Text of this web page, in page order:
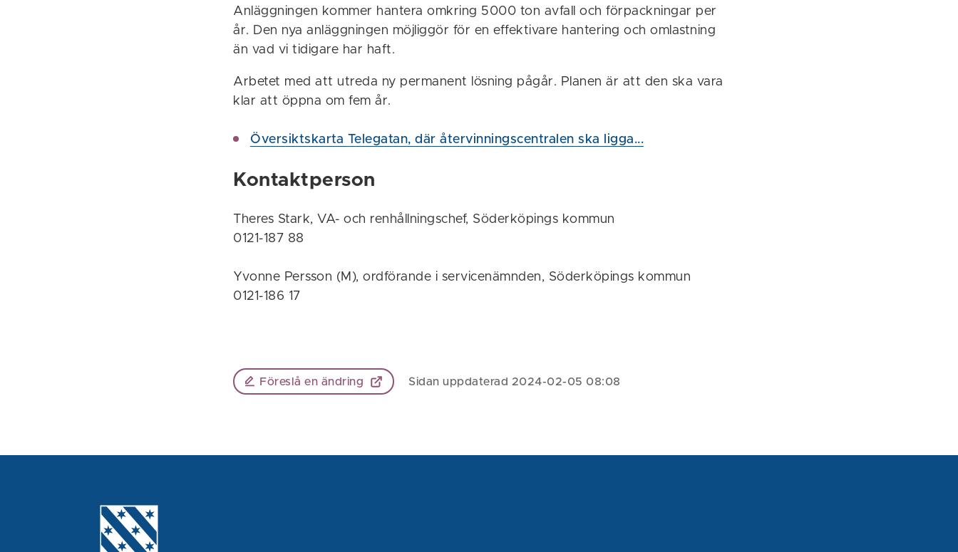
Anläggningen kommer hantera omkring 5000 ton avfall och förpackningar per
år. Den nya anläggningen möjliggör för en effektivare hantering och omlastning
än vad vi tidigare har haft.
Arbetet med att utreda ny permanent lösning pågår. Planen är att den ska vara
klar att öppna om fem år.
Översiktskarta Telegatan, där återvinningscentralen ska ligga...
Kontaktperson
Theres Stark, VA- och renhållningschef, Söderköpings kommun
0121-187 88
Yvonne Persson (M), ordförande i servicenämnden, Söderköpings kommun
0121-186 17
Föreslå en ändring Sidan uppdaterad 2024-02-05 08:08